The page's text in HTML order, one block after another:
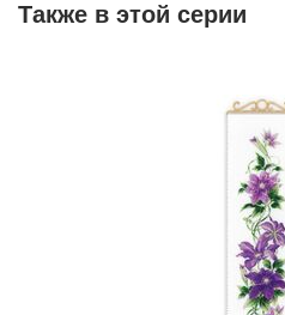
Также в этой серии